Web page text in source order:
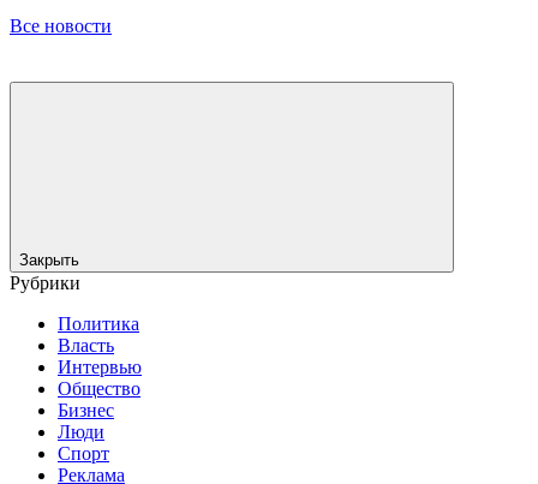
Все новости
Закрыть
Рубрики
Политика
Власть
Интервью
Общество
Бизнес
Люди
Спорт
Реклама